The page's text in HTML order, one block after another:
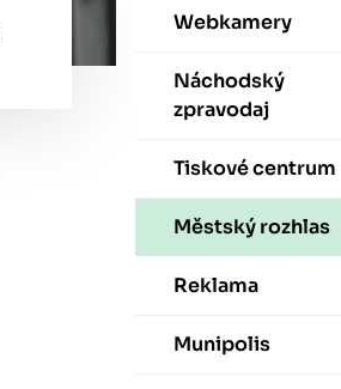
Webkamery
Náchodský
zpravodaj
Tiskové centrum
Městský rozhlas
Reklama
Munipolis